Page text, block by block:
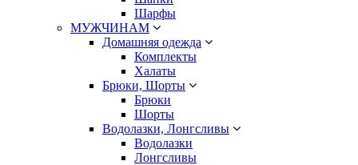
Шарфы
МУЖЧИНАМ
Домашняя одежда
Комплекты
Халаты
Брюки, Шорты
Брюки
Шорты
Водолазки, Лонгсливы
Водолазки
Лонгсливы